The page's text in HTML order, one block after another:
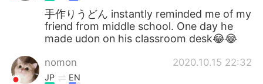
手作りうどん instantly reminded me of my
friend from middle school. One day he
made udon on his classroom desk😂😂
nomon 2020.10.15 22:32
JP EN